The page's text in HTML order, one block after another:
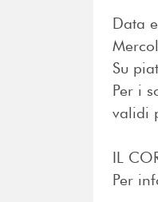
Data
Su
Per i
validi
IL
Per